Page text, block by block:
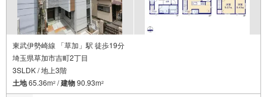
東武伊勢崎線 「草加」駅 徒歩19分
埼玉県草加市吉町2丁目
3SLDK / 地上3階
土地65.36m2 /建物90.93m2